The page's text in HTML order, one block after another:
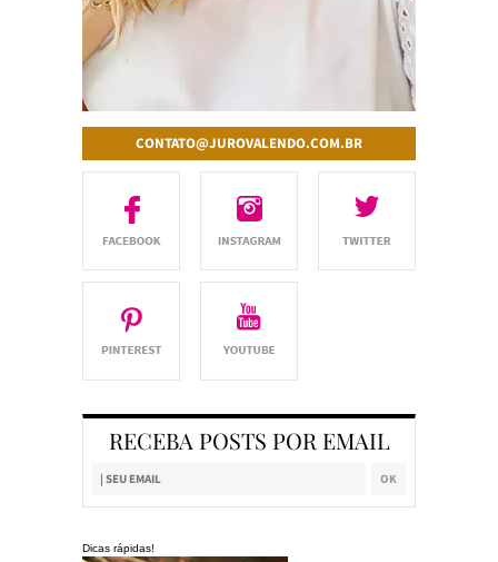
CONTATO@JUROVALENDO.COM.BR
RECEBA POSTS POR EMAIL
Dicas rápidas!